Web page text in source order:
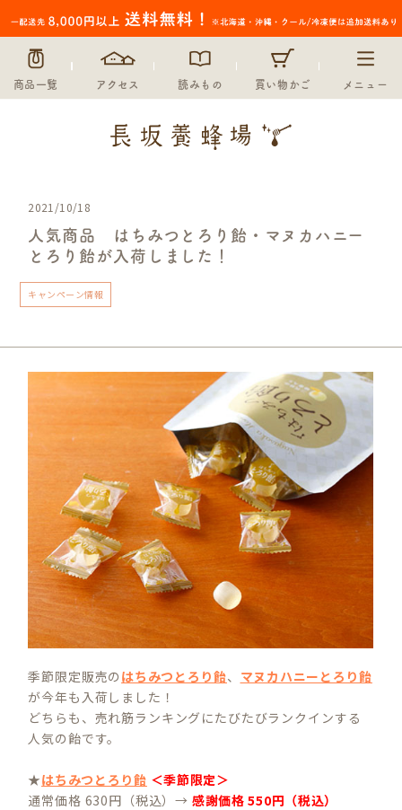
商品一覧 アクセス 読みもの 買い物かご メニュー
2021/10/18
人気商品 はちみつとろり飴・マヌカハニー
とろり飴が入荷しました！
キャンペーン情報
季節限定販売の はちみつとろり飴、 マヌカハニーとろり飴
が今年も入荷しました！
どちらも、売れ筋ランキングにたびたびランクインする
人気の飴です。
★はちみつとろり飴 ＜季節限定＞
通常価格 630円（税込）→ 感謝価格 550円（税込）